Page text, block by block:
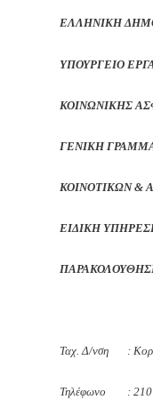
ΕΛΛΗΝΙΚΗ
ΥΠΟΥΡΓΕΙΟ
ΚΟΙΝΩΝΙΚΗΣ
ΓΕΝΙΚΗ
ΚΟΙΝΟΤΙΚΩΝ &
ΕΙΔΙΚΗ
Ταχ. Δ/
Τηλέφωνο : 210